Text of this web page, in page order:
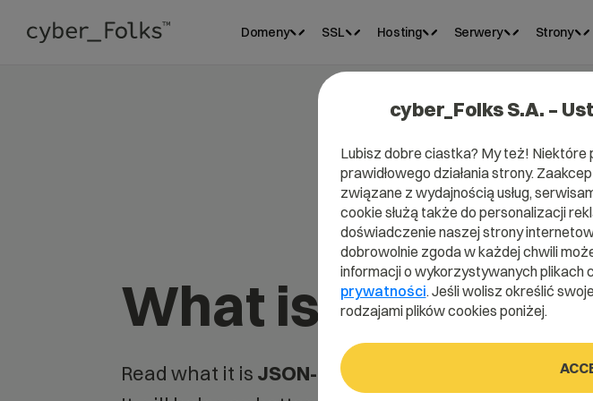
Domeny SSL Hosting Serwery Strony
What is JSON-
Read what it is JSON-LDin our dictionary.
cyber_Folks S.A. –
Lubisz dobre ciastka? My też! Niektóre
prawidłowego działania strony.
związane z wydajnością usług,
cookie służą także do personalizacji
doświadczenie naszej strony
dobrowolnie zgoda w każdej chwili
informacji o wykorzystywanych plikach
prywatności. Jeśli wolisz określić
rodzajami plików cookies poniżej.